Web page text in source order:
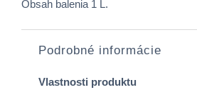
Obsah balenia 1 L.
Podrobné informácie
Vlastnosti produktu